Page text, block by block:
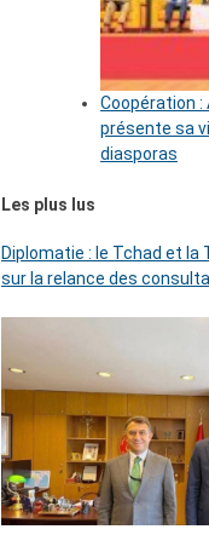
Coopération :
présente sa
diasporas
Les plus lus
Diplomatie : le Tchad et la
sur la relance des